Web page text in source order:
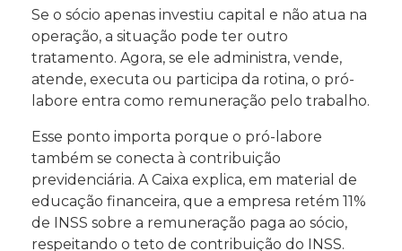
Se o sócio apenas investiu capital e não atua na
operação, a situação pode ter outro
tratamento. Agora, se ele administra, vende,
atende, executa ou participa da rotina, o pró-
labore entra como remuneração pelo trabalho.
Esse ponto importa porque o pró-labore
também se conecta à contribuição
previdenciária. A Caixa explica, em material de
educação financeira, que a empresa retém 11%
de INSS sobre a remuneração paga ao sócio,
respeitando o teto de contribuição do INSS.